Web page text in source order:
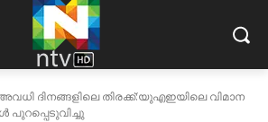
ദിനങ്ങളിലെ തിരക്ക്:യുഎഇയിലെ വിമാന
പുറപ്പെടുവിച്ചു